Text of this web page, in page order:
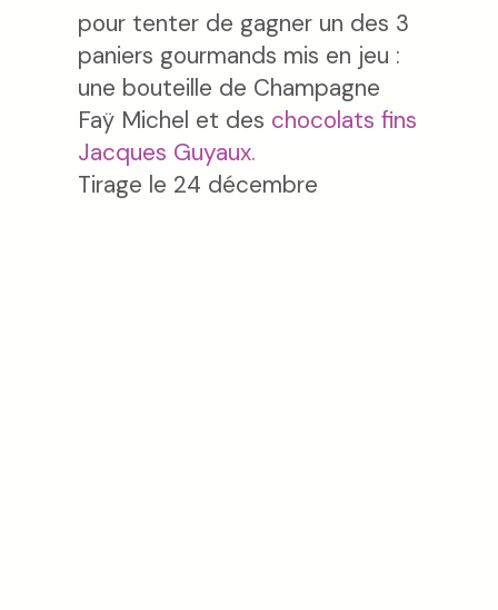
pour tenter de gagner un des 3
paniers gourmands mis en jeu :
une bouteille de Champagne
Faÿ Michel et des chocolats fins
Jacques Guyaux.
Tirage le 24 décembre